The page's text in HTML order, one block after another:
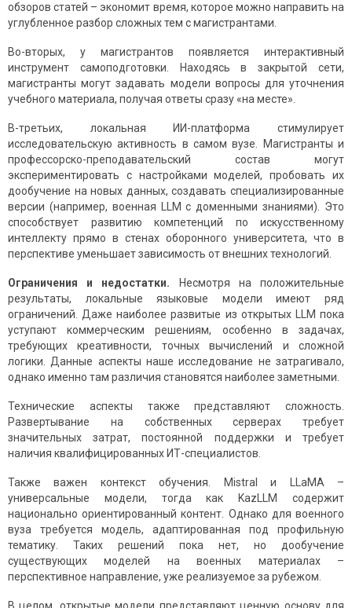
обзоров статей – экономит время, которое можно направить на
углубленное разбор сложных тем с магистрантами.
Во-вторых, у магистрантов появляется интерактивный
инструмент самоподготовки. Находясь в закрытой сети,
магистранты могут задавать модели вопросы для уточнения
учебного материала, получая ответы сразу «на месте».
В-третьих, локальная ИИ-платформа стимулирует
исследовательскую активность в самом вузе. Магистранты и
профессорско-преподавательский состав могут
экспериментировать с настройками моделей, пробовать их
дообучение на новых данных, создавать специализированные
версии (например, военная LLM с доменными знаниями). Это
способствует развитию компетенций по искусственному
интеллекту прямо в стенах оборонного университета, что в
перспективе уменьшает зависимость от внешних технологий.
Ограничения и недостатки. Несмотря на положительные
результаты, локальные языковые модели имеют ряд
ограничений. Даже наиболее развитые из открытых LLM пока
уступают коммерческим решениям, особенно в задачах,
требующих креативности, точных вычислений и сложной
логики. Данные аспекты наше исследование не затрагивало,
однако именно там различия становятся наиболее заметными.
Технические аспекты также представляют сложность.
Развертывание на собственных серверах требует
значительных затрат, постоянной поддержки и требует
наличия квалифицированных ИТ-специалистов.
Также важен контекст обучения. Mistral и LLaMA –
универсальные модели, тогда как KazLLM содержит
национально ориентированный контент. Однако для военного
вуза требуется модель, адаптированная под профильную
тематику. Таких решений пока нет, но дообучение
существующих моделей на военных материалах –
перспективное направление, уже реализуемое за рубежом.